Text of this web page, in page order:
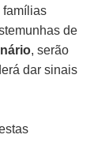
famílias
de
, serão
dar sinais